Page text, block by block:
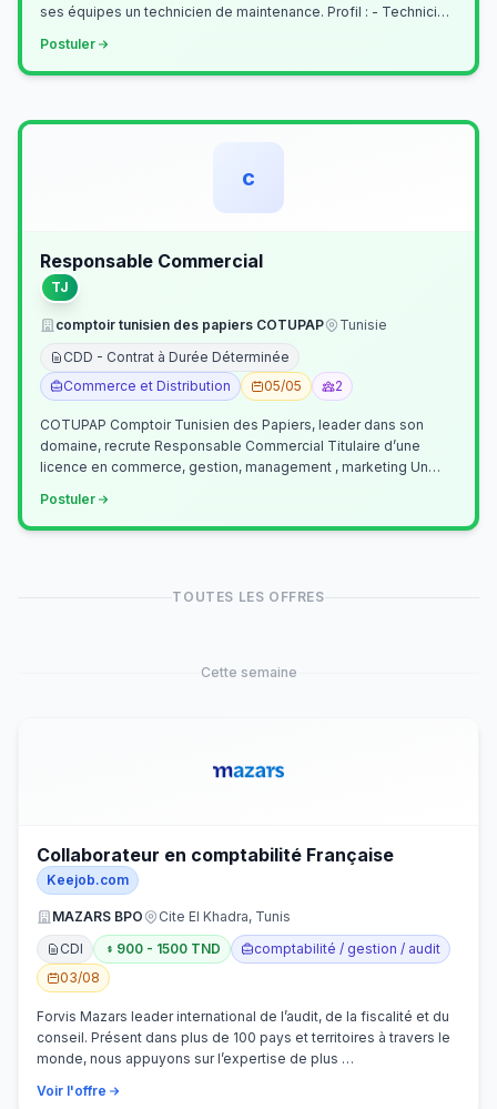
ses équipes un technicien de maintenance. Profil : - Technicien
Postuler
c
Responsable Commercial
TJ
comptoir tunisien des papiers COTUPAP
Tunisie
CDD - Contrat à Durée Déterminée
Commerce et Distribution
05/05 2
COTUPAP Comptoir Tunisien des Papiers, leader dans son
domaine, recrute Responsable Commercial Titulaire d’une
licence en commerce, gestion, management , marketing Un
Postuler
TOUTES LES OFFRES
Cette semaine
Collaborateur en comptabilité Française
Keejob.com
MAZARS BPO
Cite El Khadra, Tunis
CDI
900 - 1500 TND
comptabilité / gestion / audit
03/08
Forvis Mazars leader international de l’audit, de la fiscalité et du
conseil. Présent dans plus de 100 pays et territoires à travers le
monde, nous appuyons sur l’expertise de plus …
Voir l'offre